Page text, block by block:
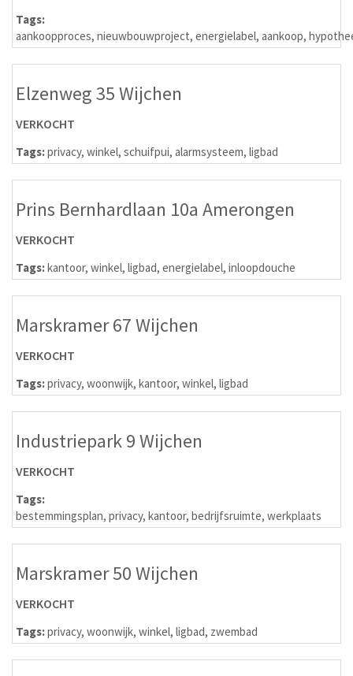
Tags:
aankoopproces, nieuwbouwproject, energielabel, aankoop,
Elzenweg 35 Wijchen
VERKOCHT
Tags:privacy, winkel, schuifpui, alarmsysteem, ligbad
Prins Bernhardlaan 10a Amerongen
VERKOCHT
Tags:kantoor, winkel, ligbad, energielabel, inloopdouche
Marskramer 67 Wijchen
VERKOCHT
Tags:privacy, woonwijk, kantoor, winkel, ligbad
Industriepark 9 Wijchen
VERKOCHT
Tags:
bestemmingsplan, privacy, kantoor, bedrijfsruimte, werkplaats
Marskramer 50 Wijchen
VERKOCHT
Tags:privacy, woonwijk, winkel, ligbad, zwembad